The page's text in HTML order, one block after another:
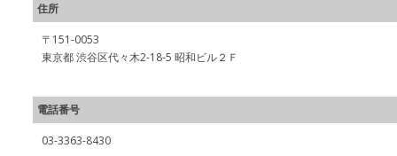
住所
〒151-0053
東京都 渋谷区代々木2-18-5 昭和ビル２Ｆ
電話番号
03-3363-8430